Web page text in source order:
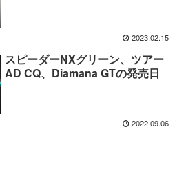
2023.02.15
スピーダーNXグリーン、ツアー
AD CQ、Diamana GTの発売日
2022.09.06